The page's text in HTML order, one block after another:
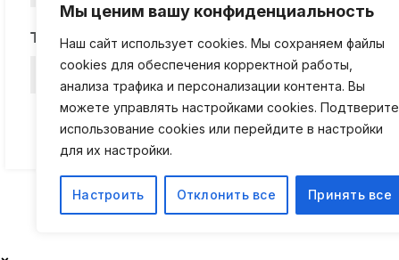
Мы ценим вашу конфиденциальность
Наш сайт использует cookies. Мы сохраняем файлы
cookies для обеспечения корректной работы,
анализа трафика и персонализации контента. Вы
можете управлять настройками cookies. Подтверите
использование cookies или перейдите в настройки
для их настройки.
Настроить Отклонить все Принять все